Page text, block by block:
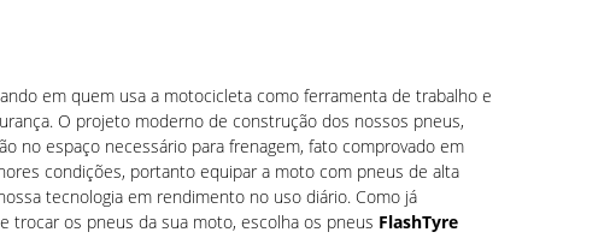
em quem usa a motocicleta como ferramenta de trabalho e
O projeto moderno de construção dos nossos pneus,
no espaço necessário para frenagem, fato comprovado em
condições, portanto equipar a moto com pneus de alta
tecnologia em rendimento no uso diário. Como já
trocar os pneus da sua moto, escolha os pneus FlashTyre